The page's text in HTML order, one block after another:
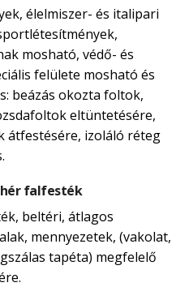
élelmiszer- és italipari
mosható, védő- és
felülete mosható és
beázás okozta foltok,
eltüntetésére,
átfestésére, izoláló réteg
falfesték
beltéri, átlagos
mennyezetek, (vakolat,
tapéta) megfelelő